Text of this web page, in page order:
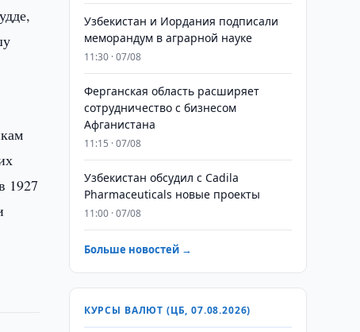
1927
Узбекистан и Иордания подписали
меморандум в аграрной науке
11:30 · 07/08
Ферганская область расширяет
сотрудничество с бизнесом
Афганистана
11:15 · 07/08
Узбекистан обсудил с Cadila
Pharmaceuticals новые проекты
11:00 · 07/08
Больше новостей →
КУРСЫ ВАЛЮТ (ЦБ, 07.08.2026)